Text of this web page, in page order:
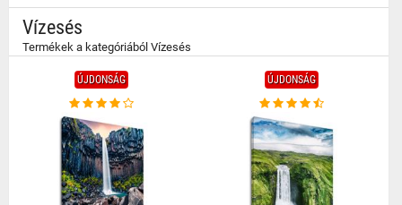
Vízesés
Termékek a kategóriából Vízesés
ÚJDONSÁG ÚJDONSÁG